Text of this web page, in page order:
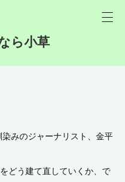
ら小草
みのジャーナリスト、金平
どう建て直していくか、で